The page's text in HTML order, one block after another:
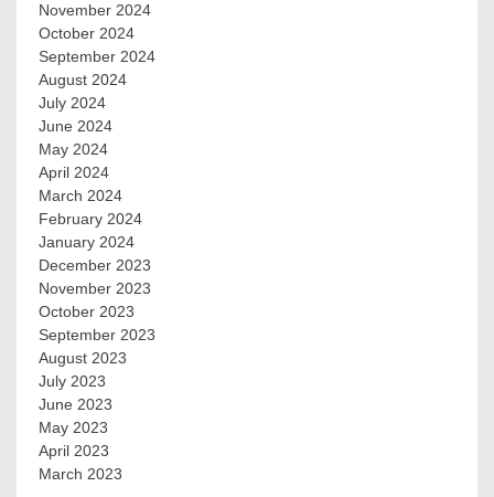
November 2024
October 2024
September 2024
August 2024
July 2024
June 2024
May 2024
April 2024
March 2024
February 2024
January 2024
December 2023
November 2023
October 2023
September 2023
August 2023
July 2023
June 2023
May 2023
April 2023
March 2023